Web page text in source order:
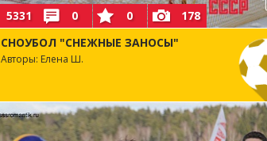
5331 0 0 178
СНОУБОЛ "СНЕЖНЫЕ ЗАНОСЫ"
Авторы: Елена Ш.